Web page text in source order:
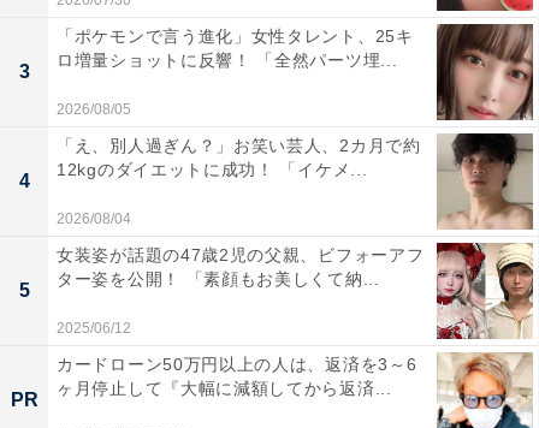
3
「ポケモンで言う進化」女性タレント、25キ
ロ増量ショットに反響！ 「全然パーツ埋...
2026/08/05
4
「え、別人過ぎん？」お笑い芸人、2カ月で約
12kgのダイエットに成功！ 「イケメ...
2026/08/04
5
女装姿が話題の47歳2児の父親、ビフォーアフ
ター姿を公開！ 「素顔もお美しくて納...
2025/06/12
PR
カードローン50万円以上の人は、返済を3～6
ヶ月停止して『大幅に減額してから返済...